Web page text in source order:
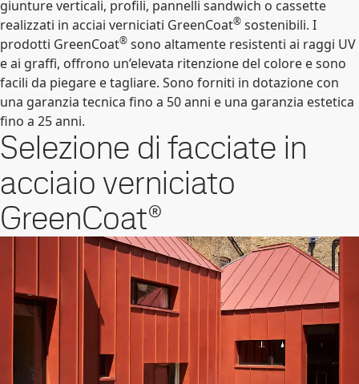
giunture verticali, profili, pannelli sandwich o cassette
realizzati in acciai verniciati GreenCoat® sostenibili. I
prodotti GreenCoat® sono altamente resistenti ai raggi UV
e ai graffi, offrono un’elevata ritenzione del colore e sono
facili da piegare e tagliare. Sono forniti in dotazione con
una garanzia tecnica fino a 50 anni e una garanzia estetica
fino a 25 anni.
Selezione di facciate in
acciaio verniciato
GreenCoat®